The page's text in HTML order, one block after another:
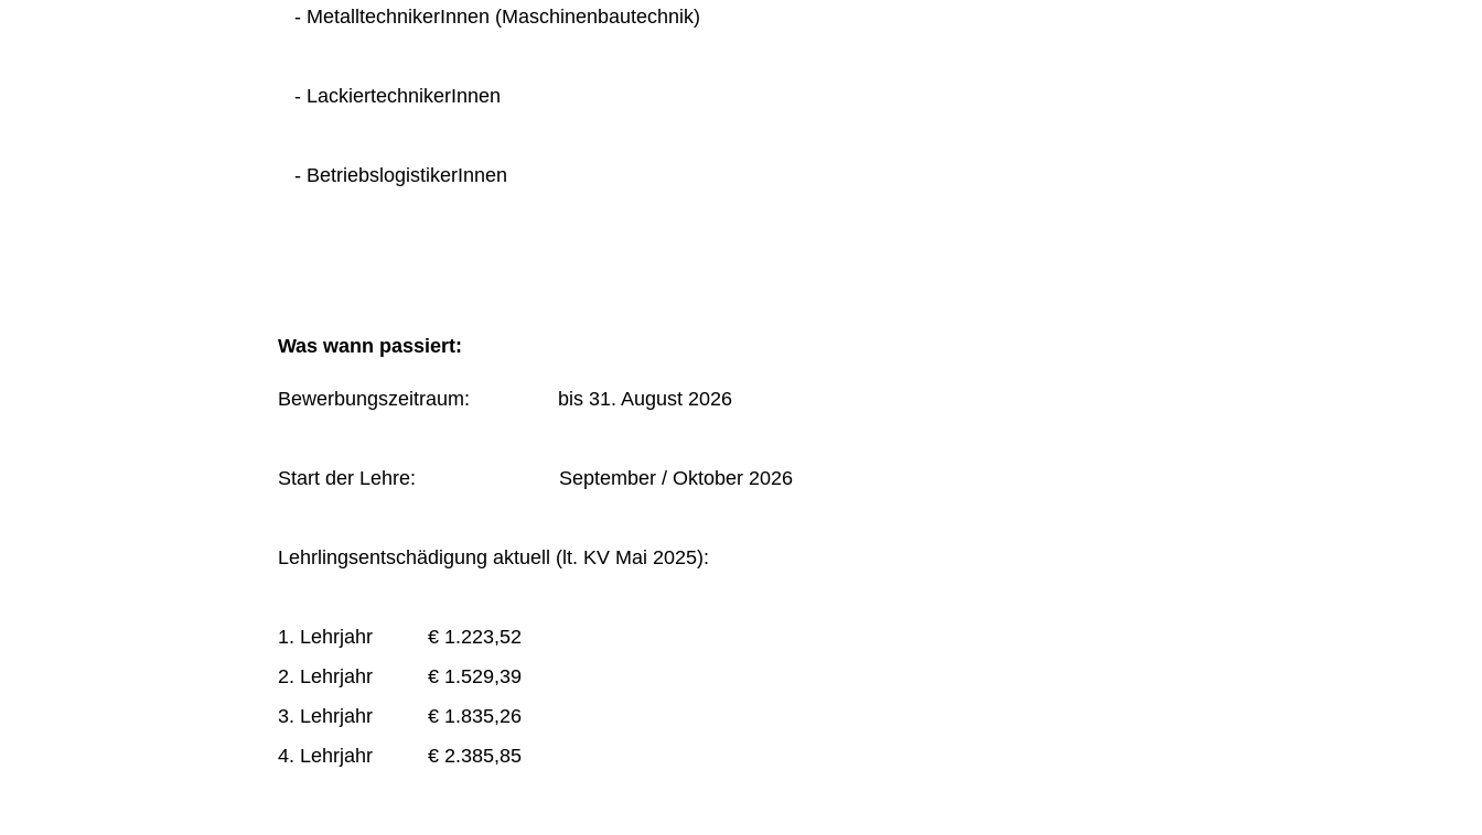
- MetalltechnikerInnen (Maschinenbautechnik)
- LackiertechnikerInnen
- BetriebslogistikerInnen
Was wann passiert:
Bewerbungszeitraum: bis 31. August 2026
Start der Lehre: September / Oktober 2026
Lehrlingsentschädigung aktuell (lt. KV Mai 2025):
1. Lehrjahr € 1.223,52
2. Lehrjahr € 1.529,39
3. Lehrjahr € 1.835,26
4. Lehrjahr € 2.385,85